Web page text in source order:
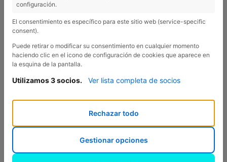
¡El agua es vida!
¡Las lluvias recientes han traído novedades interesantes
cerca de Esponellà!
configuración.
El consentimiento es específico para este sitio web (service-specific
consent).
Puede retirar o modificar su consentimiento en cualquier momento
haciendo clic en el icono de configuración de cookies que aparece en
la esquina de la pantalla.
Utilizamos 3 socios. Ver lista completa de socios
Rechazar todo
Gestionar opciones